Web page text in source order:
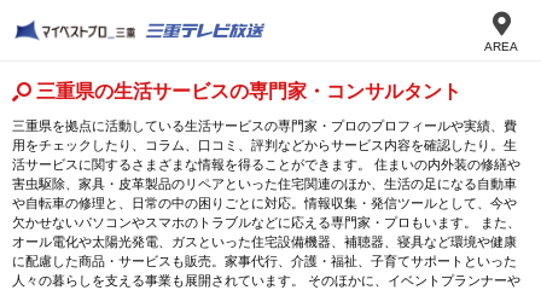
AREA
三重県の生活サービスの専門家・コンサルタント
三重県を拠点に活動している生活サービスの専門家・プロのプロフィールや実績、費
用をチェックしたり、コラム、口コミ、評判などからサービス内容を確認したり。生
活サービスに関するさまざまな情報を得ることができます。 住まいの内外装の修繕や
害虫駆除、家具・皮革製品のリペアといった住宅関連のほか、生活の足になる自動車
や自転車の修理と、日常の中の困りごとに対応。情報収集・発信ツールとして、今や
欠かせないパソコンやスマホのトラブルなどに応える専門家・プロもいます。 また、
オール電化や太陽光発電、ガスといった住宅設備機器、補聴器、寝具など環境や健康
に配慮した商品・サービスも販売。家事代行、介護・福祉、子育てサポートといった
人々の暮らしを支える事業も展開されています。 そのほかに、イベントプランナーや